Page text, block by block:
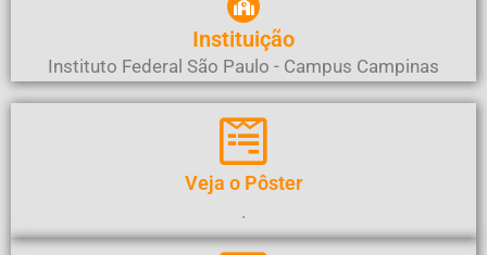
Instituição
Instituto Federal São Paulo - Campus Campinas
Veja o Pôster
.